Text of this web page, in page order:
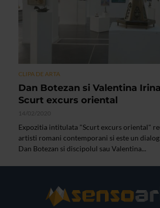
CLIPA DE ARTA
Dan Botezan si Valentina
Scurt excurs oriental
14/02/2020
Expozitia intitulata "Scurt excurs oriental"
artisti romani contemporani si este un
Dan Botezan si discipolul sau Valentina...